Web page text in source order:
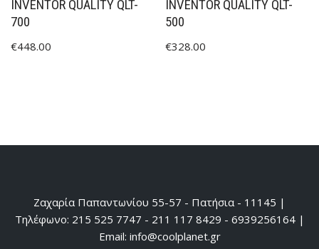
INVENTOR QUALITY QLT-
700
€448.00
INVENTOR QUALITY QLT-
500
€328.00
Ζαχαρία Παπαντωνίου 55-57 - Πατήσια - 11145 |
Τηλέφωνο: 215 525 7747 - 211 117 8429 - 6939256164 |
Email: info@coolplanet.gr